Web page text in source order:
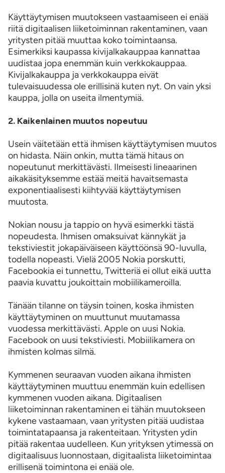
Käyttäytymisen muutokseen vastaamiseen ei enää
riitä digitaalisen liiketoiminnan rakentaminen, vaan
yritysten pitää muuttaa koko toimintaansa.
Esimerkiksi kaupassa kivijalkakauppaa kannattaa
uudistaa jopa enemmän kuin verkkokauppaa.
Kivijalkakauppa ja verkkokauppa eivät
tulevaisuudessa ole erillisinä kuten nyt. On vain yksi
kauppa, jolla on useita ilmentymiä.
2. Kaikenlainen muutos nopeutuu
Usein väitetään että ihmisen käyttäytymisen muutos
on hidasta. Näin onkin, mutta tämä hitaus on
nopeutunut merkittävästi. Ilmeisesti lineaarinen
aikakäsityksemme estää meitä havaitsemasta
exponentiaalisesti kiihtyvää käyttäytymisen
muutosta.
Nokian nousu ja tappio on hyvä esimerkki tästä
nopeudesta. Ihmisen omaksuivat kännykät ja
tekstiviestit jokapäiväiseen käyttöönsä 90-luvulla,
todella nopeasti. Vielä 2005 Nokia porskutti,
Facebookia ei tunnettu, Twitteriä ei ollut eikä uutta
paavia kuvattu joukoittain mobiilikameroilla.
Tänään tilanne on täysin toinen, koska ihmisten
käyttäytyminen on muuttunut muutamassa
vuodessa merkittävästi. Apple on uusi Nokia.
Facebook on uusi tekstiviesti. Mobiilikamera on
ihmisten kolmas silmä.
Kymmenen seuraavan vuoden aikana ihmisten
käyttäytyminen muuttuu enemmän kuin edellisen
kymmenen vuoden aikana. Digitaalisen
liiketoiminnan rakentaminen ei tähän muutokseen
kykene vastaamaan, vaan yritysten pitää uudistaa
toimintatapaansa ja rakenteitaan. Yritysten ydin
pitää rakentaa uudelleen. Kun yrityksen ytimessä on
digitaalisuus luonnostaan, digitaalista liiketoimintaa
erillisenä toimintona ei enää ole.